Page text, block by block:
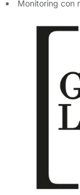
Monitoring con